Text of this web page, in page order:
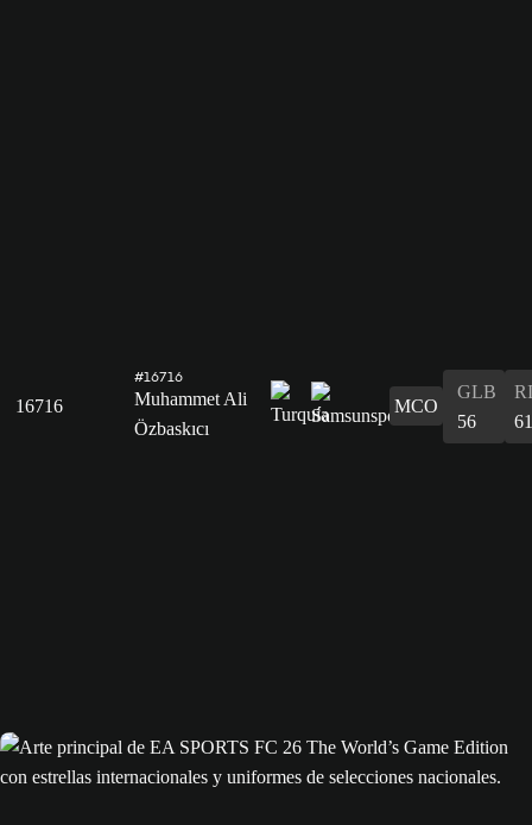
16716
#16716
Muhammet Ali
Özbaskıcı
MCO
GLB
56
61